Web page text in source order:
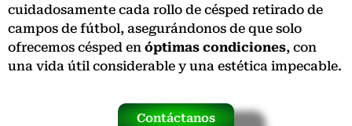
cuidadosamente cada rollo de césped retirado de
campos de fútbol, asegurándonos de que solo
ofrecemos césped en óptimas condiciones, con
una vida útil considerable y una estética impecable.
Contáctanos